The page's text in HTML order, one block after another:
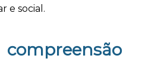
e social.